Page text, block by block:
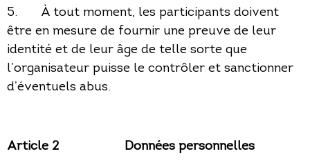
5. À tout moment, les participants doivent
être en mesure de fournir une preuve de leur
identité et de leur âge de telle sorte que
l’organisateur puisse le contrôler et sanctionner
d’éventuels abus.
Article 2
Données personnelles